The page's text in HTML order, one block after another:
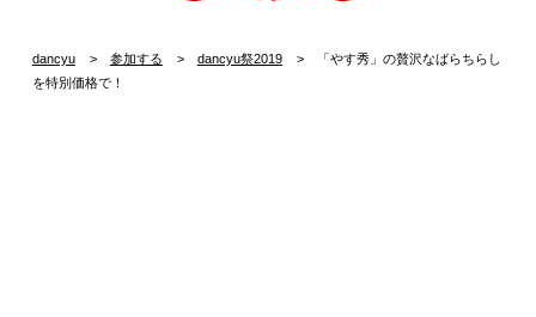
dancyu 参加する dancyu祭2019
「やす秀」の贅沢なばらちらし
を特別価格で！